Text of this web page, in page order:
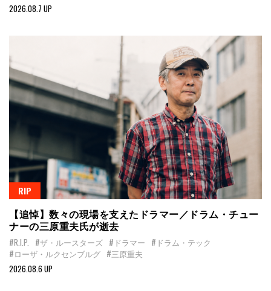
2026.08.7 UP
RIP
【追悼】数々の現場を支えたドラマー／ドラム・チュー
ナーの三原重夫氏が逝去
#R.I.P. #ザ・ルースターズ #ドラマー #ドラム・テック
#ローザ・ルクセンブルグ #三原重夫
2026.08.6 UP